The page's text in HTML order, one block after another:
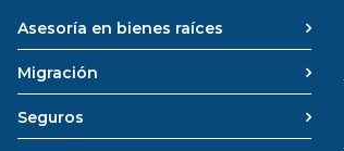
Asesoría en bienes raíces
Migración
Seguros